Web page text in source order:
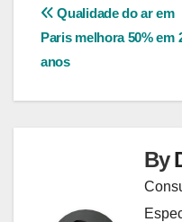
Navegação
de
Qualidade do ar em
Paris melhora 50% em
anos
By